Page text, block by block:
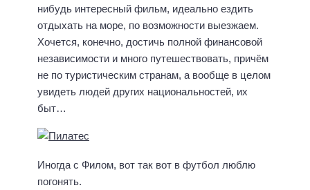
нибудь интересный фильм, идеально ездить
отдыхать на море, по возможности выезжаем.
Хочется, конечно, достичь полной финансовой
независимости и много путешествовать, причём
не по туристическим странам, а вообще в целом
увидеть людей других национальностей, их
быт…
Иногда с Филом, вот так вот в футбол люблю
погонять.